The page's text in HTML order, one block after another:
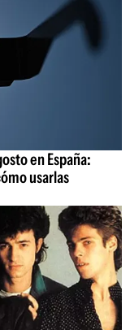
en España:
usarlas